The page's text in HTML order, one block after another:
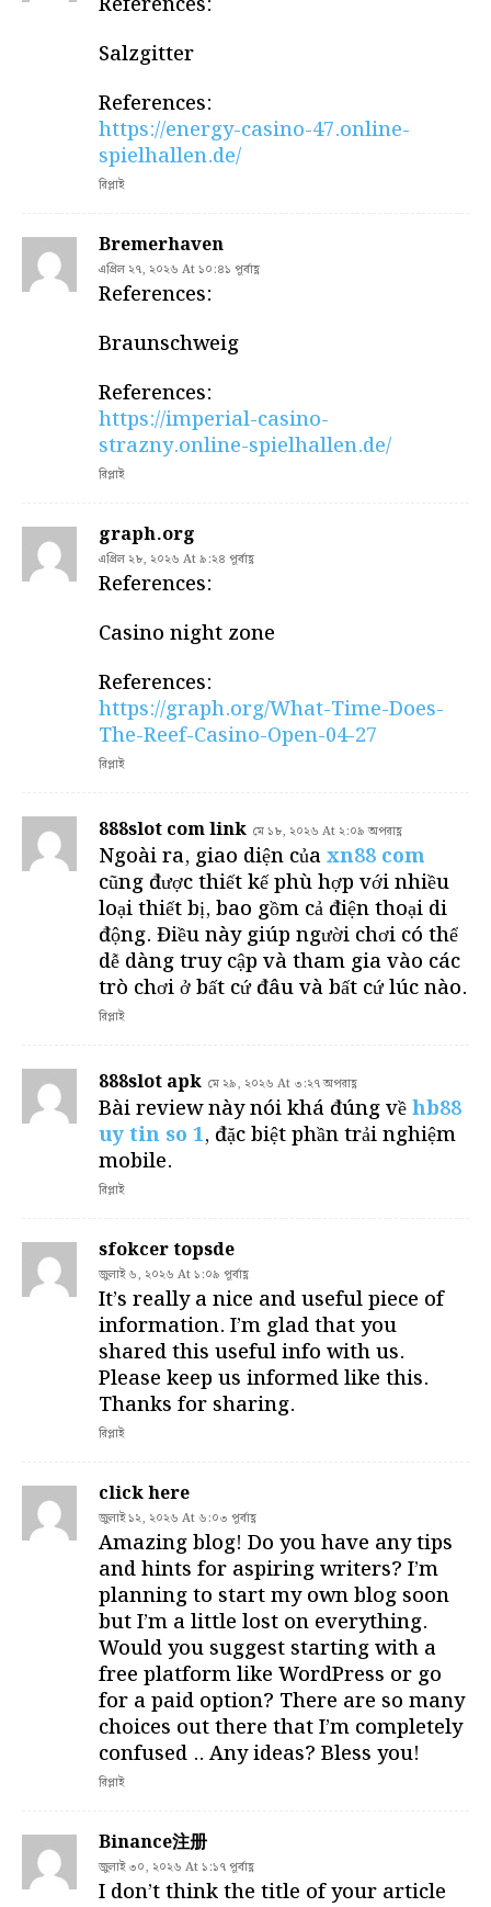
Salzgitter
References:
https://energy-casino-47.online-
spielhallen.de/
রিপ্লাই
Bremerhaven
এপ্রিল ২৭, ২০২৬ At ১০:৪১ পূর্বাহ্ণ
References:
Braunschweig
References:
https://imperial-casino-
strazny.online-spielhallen.de/
রিপ্লাই
graph.org
এপ্রিল ২৮, ২০২৬ At ৯:২৪ পূর্বাহ্ণ
References:
Casino night zone
References:
https://graph.org/What-Time-Does-
The-Reef-Casino-Open-04-27
রিপ্লাই
888slot com link মে ১৮, ২০২৬ At ২:০৯ অপরাহ্ণ
Ngoài ra, giao diện củaxn88 com
cũng được thiết kế phù hợp với nhiều
loại thiết bị, bao gồm cả điện thoại di
động. Điều này giúp người chơi có thể
dễ dàng truy cập và tham gia vào các
trò chơi ở bất cứ đâu và bất cứ lúc nào.
রিপ্লাই
888slot apk মে ২৯, ২০২৬ At ৩:২৭ অপরাহ্ণ
Bài review này nói khá đúng vềhb88
uy tin so 1, đặc biệt phần trải nghiệm
mobile.
রিপ্লাই
sfokcer topsde
জুলাই ৬, ২০২৬ At ১:০৯ পূর্বাহ্ণ
It’s really a nice and useful piece of
information. I’m glad that you
shared this useful info with us.
Please keep us informed like this.
Thanks for sharing.
রিপ্লাই
click here
জুলাই ১২, ২০২৬ At ৬:০৩ পূর্বাহ্ণ
Amazing blog! Do you have any tips
and hints for aspiring writers? I’m
planning to start my own blog soon
but I’m a little lost on everything.
Would you suggest starting with a
free platform like WordPress or go
for a paid option? There are so many
choices out there that I’m completely
confused .. Any ideas? Bless you!
রিপ্লাই
Binance注册
জুলাই ৩০, ২০২৬ At ১:১৭ পূর্বাহ্ণ
I don’t think the title of your article